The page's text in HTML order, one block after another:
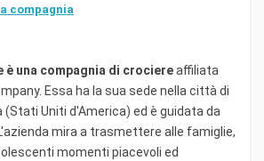
compagnia
è una compagnia di crociereaffiliata
Essa ha la sua sede nella città di
(Stati Uniti d'America) ed è guidata da
mira a trasmettere alle famiglie,
momenti piacevoli ed